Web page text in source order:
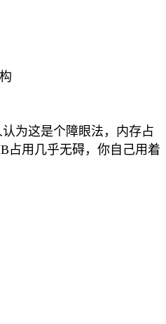
为这是个障眼法，内存占
占用几乎无碍，你自己用着